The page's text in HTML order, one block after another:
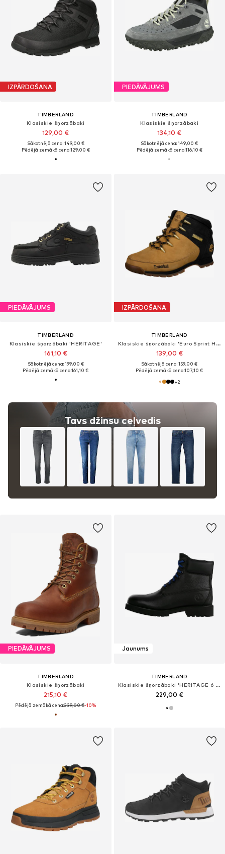
IZPĀRDOŠANA
TIMBERLAND
Klasiskie šņorzābaki
129,00 €
Sākotnējā cena: 149,00 €
Pēdējā zemākā cena:129,00 €
PIEDĀVĀJUMS
TIMBERLAND
Klasiskie šņorzābaki
134,10 €
Sākotnējā cena: 149,00 €
Pēdējā zemākā cena:116,10 €
PIEDĀVĀJUMS
TIMBERLAND
Klasiskie šņorzābaki 'HERITAGE'
161,10 €
Sākotnējā cena: 199,00 €
Pēdējā zemākā cena:161,10 €
Tavs džinsu ceļvedis
IZPĀRDOŠANA
TIMBERLAND
Klasiskie šņorzābaki 'Euro Sprint Hiker'
139,00 €
Sākotnējā cena: 159,00 €
Pēdējā zemākā cena:107,10 €
+2
PIEDĀVĀJUMS
TIMBERLAND
Klasiskie šņorzābaki
215,10 €
Pēdējā zemākā cena:239,00 €-10%
Jaunums
TIMBERLAND
Klasiskie šņorzābaki 'HERITAGE 6 INCH'
229,00 €